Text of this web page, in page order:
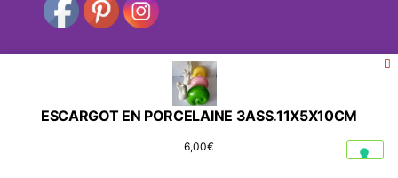
Fièrement propulsé parWordPress
eCommerce
UltimatelySocial
ESCARGOT EN PORCELAINE 3ASS.11X5X10CM
6,00€